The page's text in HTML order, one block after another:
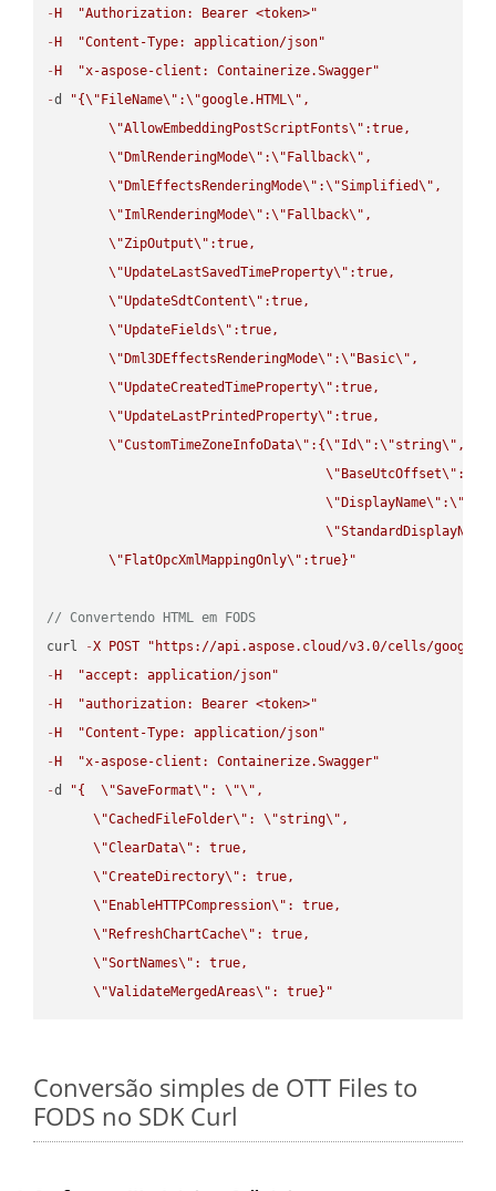
- H
"Authorization: Bearer <token>"
- H
"Content-Type: application/json"
- H
"x-aspose-client: Containerize.Swagger"
-d "{\" FileName\" :\"google.HTML\" ,
\"AllowEmbeddingPostScriptFonts\" :true,
\" DmlRenderingMode\" :\" Fallback\" ,
\" DmlEffectsRenderingMode\" :\"Simplified\" ,
\"ImlRenderingMode\" :\" Fallback\" ,
\"ZipOutput\" :true,
\"UpdateLastSavedTimeProperty\" :true,
\"UpdateSdtContent\" :true,
\"UpdateFields\" :true,
\" Dml3DEffectsRenderingMode\" :\" Basic\" ,
\"UpdateCreatedTimeProperty\" :true,
\"UpdateLastPrintedProperty\" :true,
\"CustomTimeZoneInfoData\" :{\"Id\" :\"string\" ,
\" BaseUtcOffset\" :
\" DisplayName\" :\"
\"StandardDisplayName
\" FlatOpcXmlMappingOnly\" :true}"
// Convertendo HTML em FODS
curl
-X POST
"https://api.aspose.cloud/v3.0/cells/
- H
"accept: application/json"
- H
"authorization: Bearer <token>"
- H
"Content-Type: application/json"
- H
"x-aspose-client: Containerize.Swagger"
-d "{ \"SaveFormat\" : \"\" ,
\"CachedFileFolder\" : \"string\" ,
\"ClearData\" : true,
\"CreateDirectory\" : true,
\" EnableHTTPCompression\" : true,
\" RefreshChartCache\" : true,
\"SortNames\" : true,
\"ValidateMergedAreas\" : true}"
Conversão simples de OTT Files to
FODS no SDK Curl